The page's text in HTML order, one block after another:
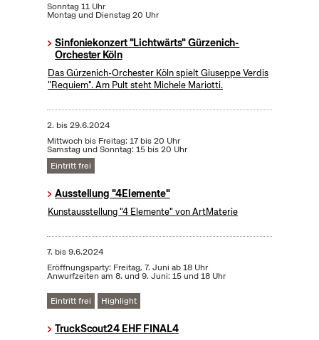
Sonntag 11 Uhr
Montag und Dienstag 20 Uhr
Sinfoniekonzert "Lichtwärts" Gürzenich-
Orchester Köln
Das Gürzenich-Orchester Köln spielt Giuseppe Verdis
"Requiem". Am Pult steht Michele Mariotti.
2. bis29.6.2024
Mittwoch bis Freitag: 17 bis 20 Uhr
Samstag und Sonntag: 15 bis 20 Uhr
Eintritt frei
Ausstellung "4Elemente"
Kunstausstellung "4 Elemente" von ArtMaterie
7. bis9.6.2024
Eröffnungsparty: Freitag, 7. Juni ab 18 Uhr
Anwurfzeiten am 8. und 9. Juni: 15 und 18 Uhr
Eintritt frei Highlight
TruckScout24 EHF FINAL4